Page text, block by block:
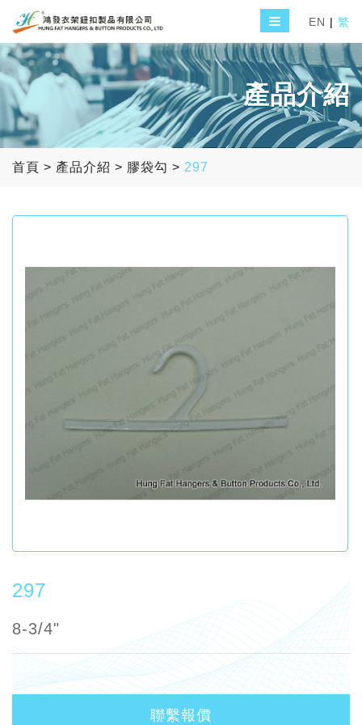
EN | 繁
產品介紹
首頁 > 產品介紹 > 膠袋勾 > 297
297
8-3/4"
聯繫報價